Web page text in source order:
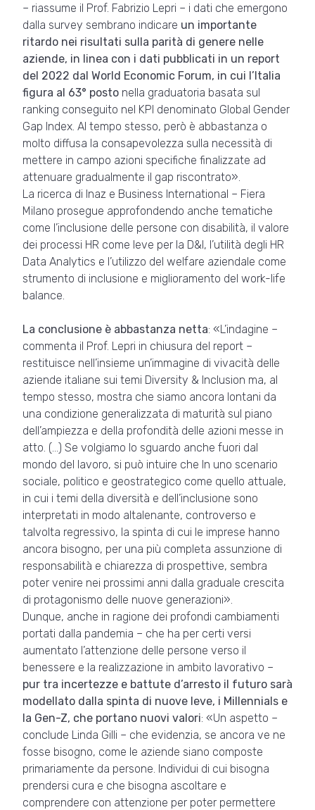
– riassume il Prof. Fabrizio Lepri – i dati che emergono
dalla survey sembrano indicare un importante
ritardo nei risultati sulla parità di genere nelle
aziende, in linea con i dati pubblicati in un report
del 2022 dal World Economic Forum, in cui l’Italia
figura al 63° posto nella graduatoria basata sul
ranking conseguito nel KPI denominato Global Gender
Gap Index. Al tempo stesso, però è abbastanza o
molto diffusa la consapevolezza sulla necessità di
mettere in campo azioni specifiche finalizzate ad
attenuare gradualmente il gap riscontrato».
La ricerca di Inaz e Business International – Fiera
Milano prosegue approfondendo anche tematiche
come l’inclusione delle persone con disabilità, il valore
dei processi HR come leve per la D&I, l’utilità degli HR
Data Analytics e l’utilizzo del welfare aziendale come
strumento di inclusione e miglioramento del work-life
balance.
La conclusione è abbastanza netta: «L’indagine –
commenta il Prof. Lepri in chiusura del report –
restituisce nell’insieme un’immagine di vivacità delle
aziende italiane sui temi Diversity & Inclusion ma, al
tempo stesso, mostra che siamo ancora lontani da
una condizione generalizzata di maturità sul piano
dell’ampiezza e della profondità delle azioni messe in
atto. (…) Se volgiamo lo sguardo anche fuori dal
mondo del lavoro, si può intuire che In uno scenario
sociale, politico e geostrategico come quello attuale,
in cui i temi della diversità e dell’inclusione sono
interpretati in modo altalenante, controverso e
talvolta regressivo, la spinta di cui le imprese hanno
ancora bisogno, per una più completa assunzione di
responsabilità e chiarezza di prospettive, sembra
poter venire nei prossimi anni dalla graduale crescita
di protagonismo delle nuove generazioni».
Dunque, anche in ragione dei profondi cambiamenti
portati dalla pandemia – che ha per certi versi
aumentato l’attenzione delle persone verso il
benessere e la realizzazione in ambito lavorativo –
pur tra incertezze e battute d’arresto il futuro sarà
modellato dalla spinta di nuove leve, i Millennials e
la Gen-Z, che portano nuovi valori: «Un aspetto –
conclude Linda Gilli – che evidenzia, se ancora ve ne
fosse bisogno, come le aziende siano composte
primariamente da persone. Individui di cui bisogna
prendersi cura e che bisogna ascoltare e
comprendere con attenzione per poter permettere